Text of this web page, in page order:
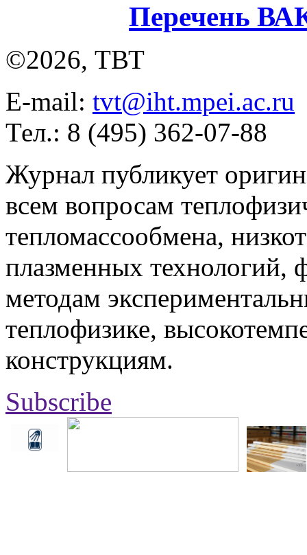
Перечень
©2026, ТВТ
E-mail: tvt@iht.mpei.ac.ru
Тел.: 8 (495) 362-07-88
Журнал публикует
всем вопросам
тепломассообмена,
плазменных технологий,
методам
теплофизике,
конструкциям.
Subscribe